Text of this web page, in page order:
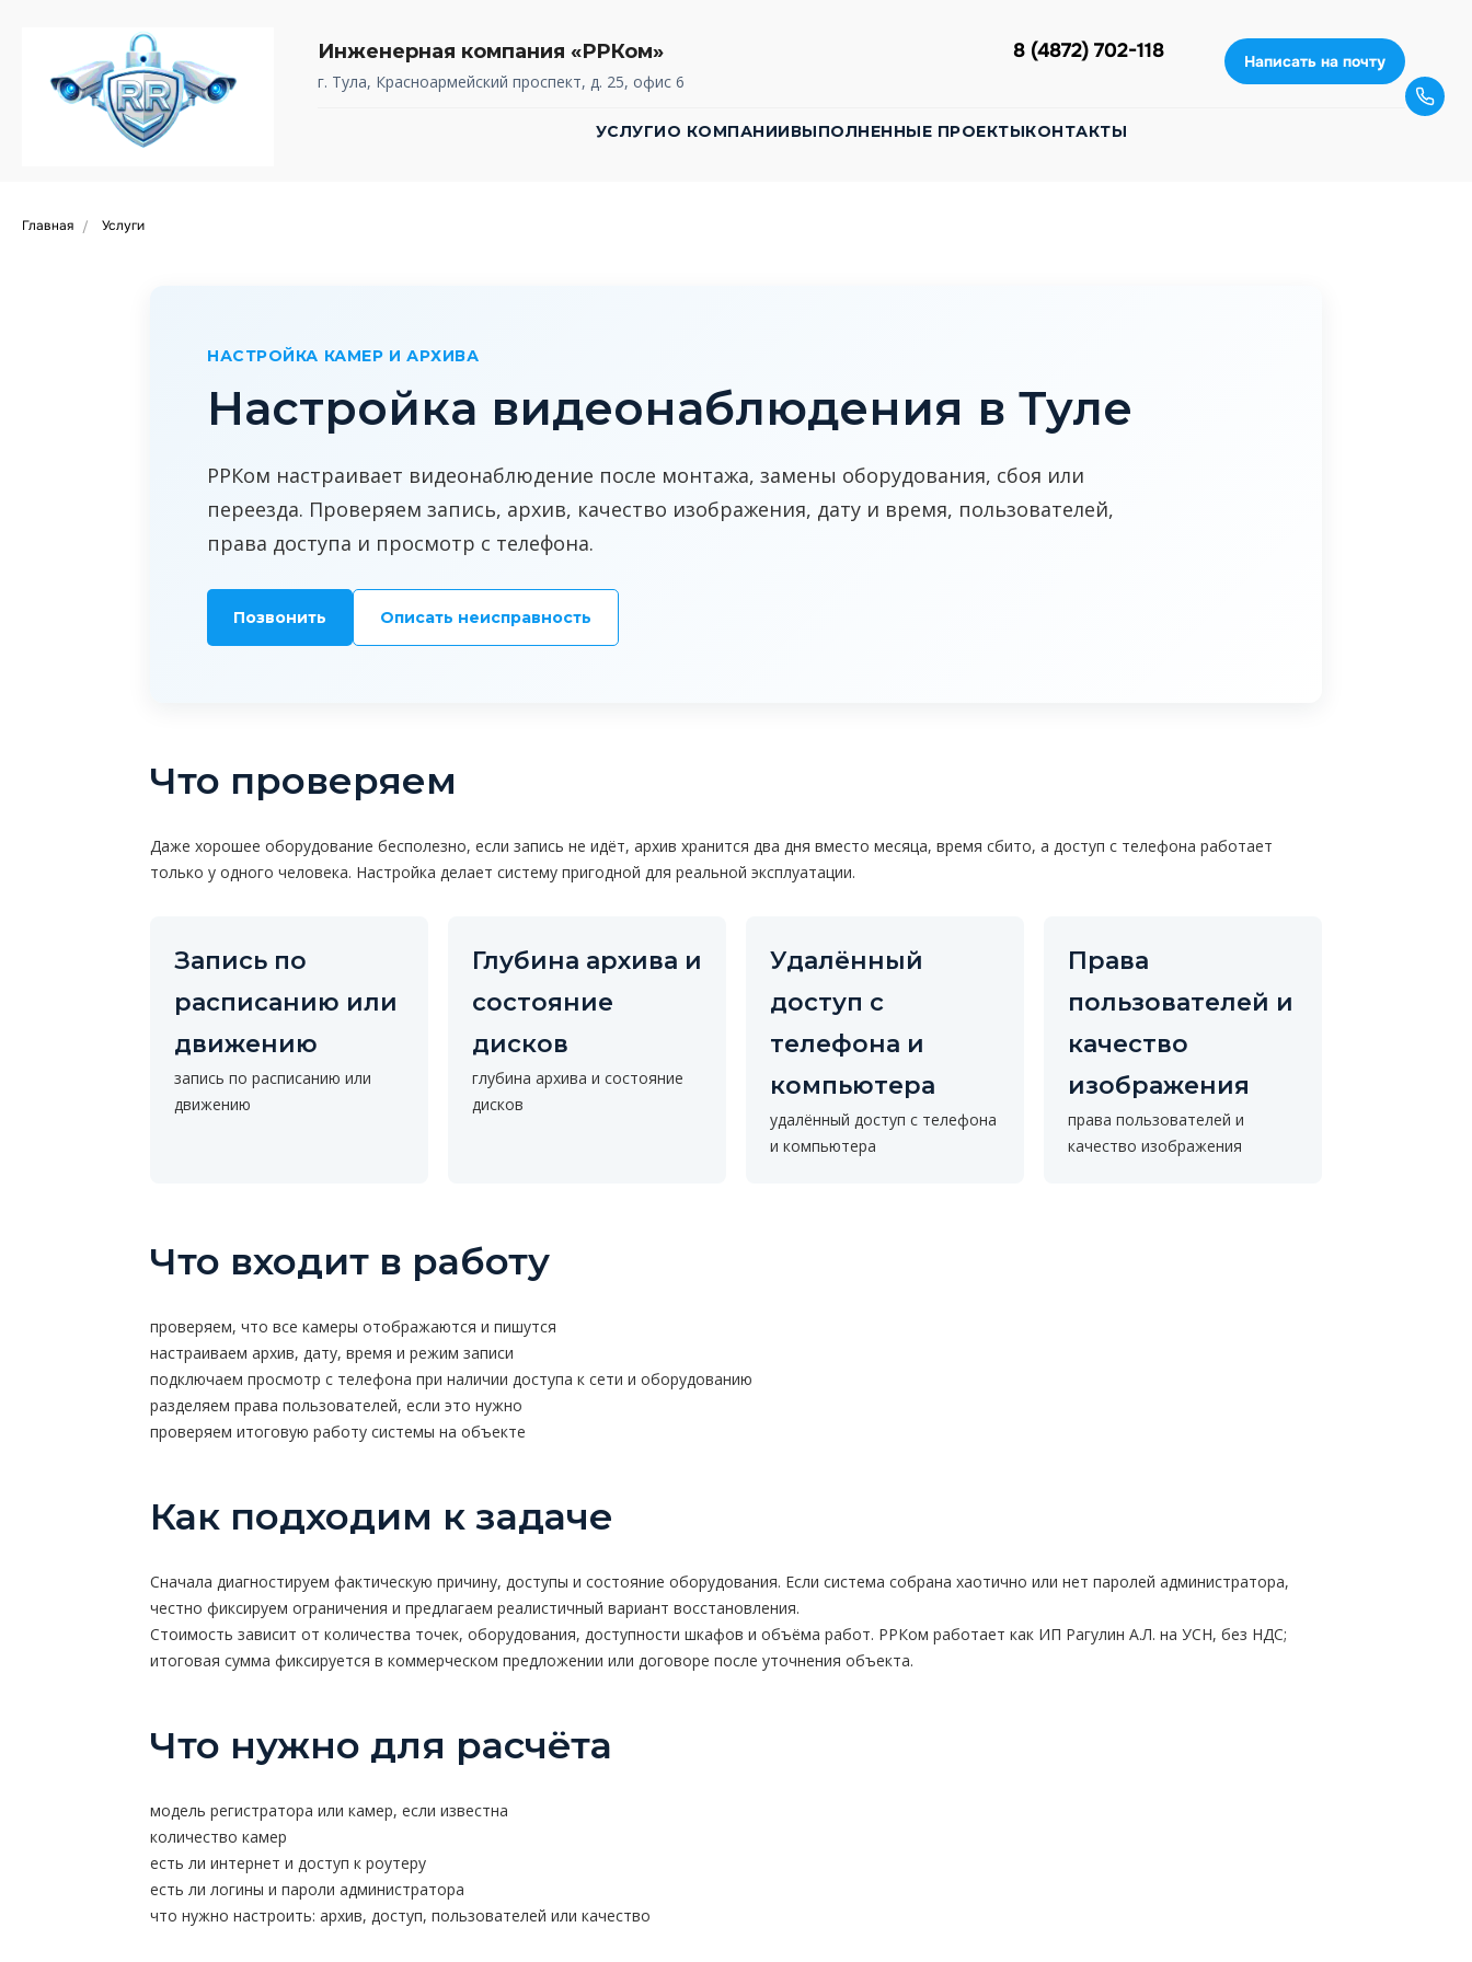
Инженерная компания «РРКом»
г. Тула, Красноармейский проспект, д. 25, офис 6
8 (4872) 702-118 Написать на почту
УСЛУГИО КОМПАНИИВЫПОЛНЕННЫЕ ПРОЕКТЫКОНТАКТЫ
Главная / Услуги
НАСТРОЙКА КАМЕР И АРХИВА
Настройка видеонаблюдения в Туле
РРКом настраивает видеонаблюдение после монтажа, замены оборудования, сбоя или
переезда. Проверяем запись, архив, качество изображения, дату и время, пользователей,
права доступа и просмотр с телефона.
Позвонить Описать неисправность
Что проверяем
Даже хорошее оборудование бесполезно, если запись не идёт, архив хранится два дня вместо месяца, время сбито, а доступ с телефона работает
только у одного человека. Настройка делает систему пригодной для реальной эксплуатации.
Запись по
расписанию или
движению
запись по расписанию или
движению
Глубина архива и
состояние
дисков
глубина архива и состояние
дисков
Удалённый
доступ с
телефона и
компьютера
удалённый доступ с телефона
и компьютера
Права
пользователей и
качество
изображения
права пользователей и
качество изображения
Что входит в работу
проверяем, что все камеры отображаются и пишутся
настраиваем архив, дату, время и режим записи
подключаем просмотр с телефона при наличии доступа к сети и оборудованию
разделяем права пользователей, если это нужно
проверяем итоговую работу системы на объекте
Как подходим к задаче
Сначала диагностируем фактическую причину, доступы и состояние оборудования. Если система собрана хаотично или нет паролей администратора,
честно фиксируем ограничения и предлагаем реалистичный вариант восстановления.
Стоимость зависит от количества точек, оборудования, доступности шкафов и объёма работ. РРКом работает как ИП Рагулин А.Л. на УСН, без НДС;
итоговая сумма фиксируется в коммерческом предложении или договоре после уточнения объекта.
Что нужно для расчёта
модель регистратора или камер, если известна
количество камер
есть ли интернет и доступ к роутеру
есть ли логины и пароли администратора
что нужно настроить: архив, доступ, пользователей или качество